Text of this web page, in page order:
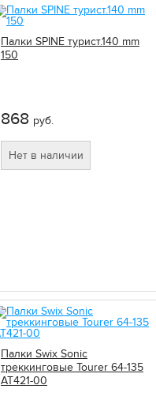
Палки SPINE турист.140 mm
150
868 руб.
Нет в наличии
Палки Swix Sonic
треккинговые Tourer 64-135
AT421-00